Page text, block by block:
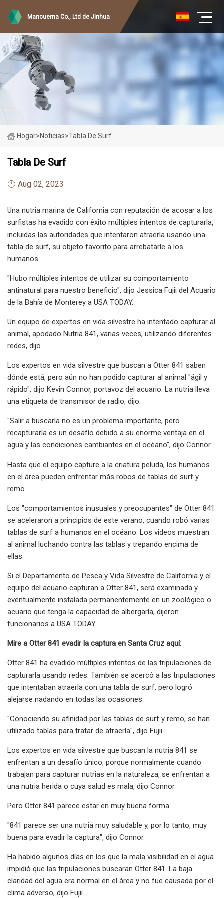
Mancuerna Co., Ltd de Jinhua
Hogar>Noticias>Tabla De Surf
Tabla De Surf
Aug 02, 2023
Una nutria marina de California con reputación de acosar a los
surfistas ha evadido con éxito múltiples intentos de capturarla,
incluidas las autoridades que intentaron atraerla usando una
tabla de surf, su objeto favorito para arrebatarle a los
humanos.
"Hubo múltiples intentos de utilizar su comportamiento
antinatural para nuestro beneficio", dijo Jessica Fujii del Acuario
de la Bahía de Monterey a USA TODAY.
Un equipo de expertos en vida silvestre ha intentado capturar al
animal, apodado Nutria 841, varias veces, utilizando diferentes
redes, dijo.
Los expertos en vida silvestre que buscan a Otter 841 saben
dónde está, pero aún no han podido capturar al animal "ágil y
rápido", dijo Kevin Connor, portavoz del acuario. La nutria lleva
una etiqueta de transmisor de radio, dijo.
"Salir a buscarla no es un problema importante, pero
recapturarla es un desafío debido a su enorme ventaja en el
agua y las condiciones cambiantes en el océano", dijo Connor.
Hasta que el equipo capture a la criatura peluda, los humanos
en el área pueden enfrentar más robos de tablas de surf y
remo.
Los "comportamientos inusuales y preocupantes" de Otter 841
se aceleraron a principios de este verano, cuando robó varias
tablas de surf a humanos en el océano. Los videos muestran
al animal luchando contra las tablas y trepando encima de
ellas.
Si el Departamento de Pesca y Vida Silvestre de California y el
equipo del acuario capturan a Otter 841, será examinada y
eventualmente instalada permanentemente en un zoológico o
acuario que tenga la capacidad de albergarla, dijeron
funcionarios a USA TODAY.
Mire a Otter 841 evadir la captura en Santa Cruz aquí:
Otter 841 ha evadido múltiples intentos de las tripulaciones de
capturarla usando redes. También se acercó a las tripulaciones
que intentaban atraerla con una tabla de surf, pero logró
alejarse nadando en todas las ocasiones.
"Conociendo su afinidad por las tablas de surf y remo, se han
utilizado tablas para tratar de atraerla", dijo Fujii.
Los expertos en vida silvestre que buscan la nutria 841 se
enfrentan a un desafío único, porque normalmente cuando
trabajan para capturar nutrias en la naturaleza, se enfrentan a
una nutria herida o cuya salud es mala, dijo Connor.
Pero Otter 841 parece estar en muy buena forma.
"841 parece ser una nutria muy saludable y, por lo tanto, muy
buena para evadir la captura", dijo Connor.
Ha habido algunos días en los que la mala visibilidad en el agua
impidió que las tripulaciones buscaran Otter 841. La baja
claridad del agua era normal en el área y no fue causada por el
clima adverso, dijo Fujii.